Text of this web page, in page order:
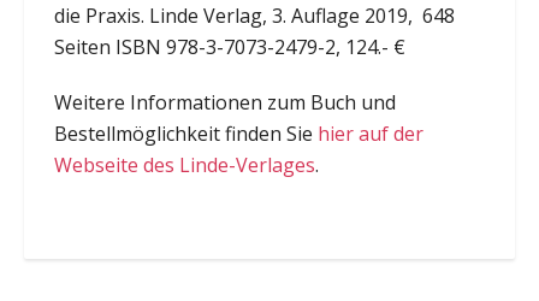
die Praxis. Linde Verlag, 3. Auflage 2019, 648
Seiten ISBN 978-3-7073-2479-2, 124.- €
Weitere Informationen zum Buch und
Bestellmöglichkeit finden Sie hier auf der
Webseite des Linde-Verlages.